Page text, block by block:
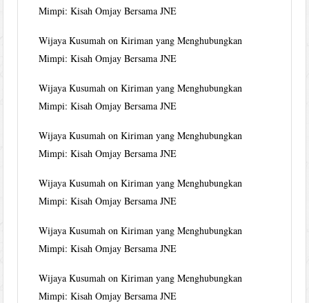
Mimpi: Kisah Omjay Bersama JNE
Wijaya Kusumah onKiriman yang Menghubungkan
Mimpi: Kisah Omjay Bersama JNE
Wijaya Kusumah onKiriman yang Menghubungkan
Mimpi: Kisah Omjay Bersama JNE
Wijaya Kusumah onKiriman yang Menghubungkan
Mimpi: Kisah Omjay Bersama JNE
Wijaya Kusumah onKiriman yang Menghubungkan
Mimpi: Kisah Omjay Bersama JNE
Wijaya Kusumah onKiriman yang Menghubungkan
Mimpi: Kisah Omjay Bersama JNE
Wijaya Kusumah onKiriman yang Menghubungkan
Mimpi: Kisah Omjay Bersama JNE